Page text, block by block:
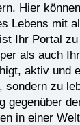
Hier
Lebens mit
Ihr Portal
als auch
aktiv und
sondern zu
gegenüber
in einer